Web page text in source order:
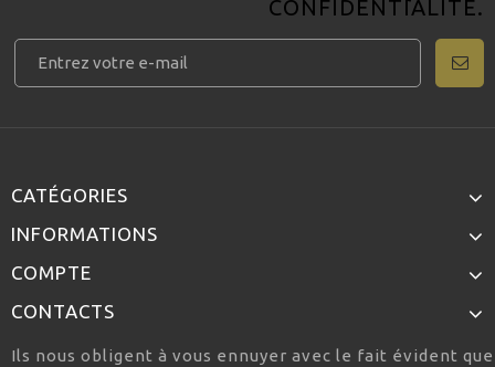
CONFIDENTIALITÉ.
CATÉGORIES
INFORMATIONS
COMPTE
CONTACTS
Ils nous obligent à vous ennuyer avec le fait évident